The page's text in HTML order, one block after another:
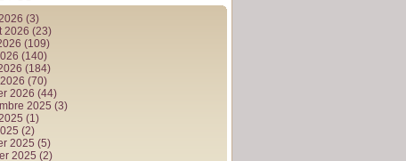
(3)
2026 (23)
(109)
(140)
(184)
(70)
2026 (44)
2025 (3)
(1)
(2)
2025 (5)
2025 (2)